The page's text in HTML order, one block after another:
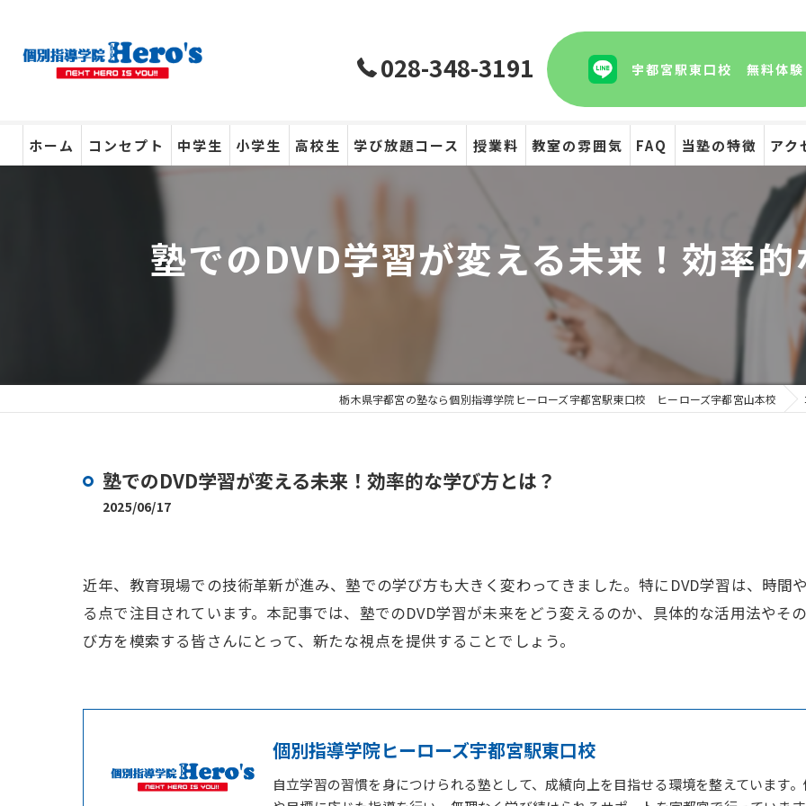
028-348-3191 宇都宮駅東口校 無料体験
ホーム コンセプト 中学生 小学生 高校生 学び放題コース 授業料 教室の雰囲気 FAQ 当塾の特徴
受験
アク
塾でのDVD学習が変える未来！効率
栃木県宇都宮の塾なら個別指導学院ヒーローズ宇都宮駅東口校 ヒーローズ宇都宮山本校
塾でのDVD学習が変える未来！効率的な学び方とは？
2025/06/17
近年、教育現場での技術革新が進み、塾での学び方も大きく変わってきました。特にDVD学習は、時間
る点で注目されています。本記事では、塾でのDVD学習が未来をどう変えるのか、具体的な活用法やそ
び方を模索する皆さんにとって、新たな視点を提供することでしょう。
個別指導学院ヒーローズ宇都宮駅東口校
自立学習の習慣を身につけられる塾として、成績向上を目指せる環境を整えています